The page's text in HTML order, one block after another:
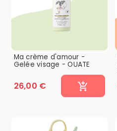
Ma crème d'amour -
Gelée visage - OUATE
26,00 €